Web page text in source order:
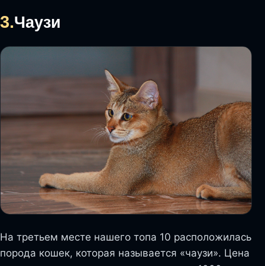
3.Чаузи
На третьем месте нашего топа 10 расположилась
порода кошек, которая называется «чаузи». Цена